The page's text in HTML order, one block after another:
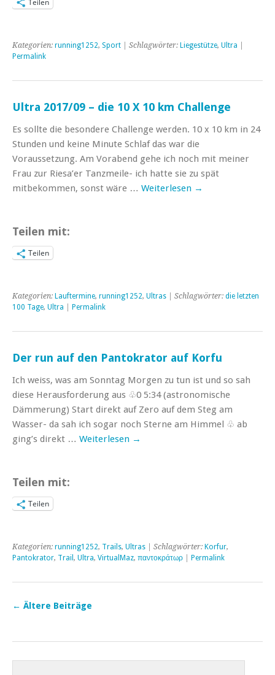
Kategorien: running1252, Sport | Schlagwörter: Liegestütze, Ultra
Permalink
Ultra 2017/09 – die 10 X 10 km Challenge
Es sollte die besondere Challenge werden. 10 x 10 km in 24
Stunden und keine Minute Schlaf das war die
Voraussetzung. Am Vorabend gehe ich noch mit meiner
Frau zur Riesa’er Tanzmeile- ich hatte sie zu spät
mitbekommen, sonst wäre … Weiterlesen →
Teilen mit:
Teilen
Kategorien: Lauftermine, running1252, Ultras | Schlagwörter: die letzten
100 Tage, Ultra Permalink
Der run auf den Pantokrator auf Korfu
Ich weiss, was am Sonntag Morgen zu tun ist und so sah
diese Herausforderung aus ♧0 5:34 (astronomische
Dämmerung) Start direkt auf Zero auf dem Steg am
Wasser- da sah ich sogar noch Sterne am Himmel ♧ ab
ging’s direkt … Weiterlesen →
Teilen mit:
Teilen
Kategorien: running1252, Trails, Ultras | Schlagwörter: Korfur,
Pantokrator, Trail , Ultra, VirtualMaz, παντοκράτωρ Permalink
← Ältere Beiträge